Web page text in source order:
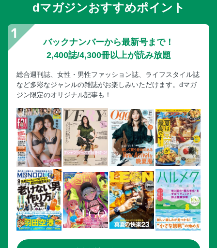
dマガジンおすすめポイント
バックナンバーから最新号まで！
2,400誌/4,300冊以上が読み放題
総合週刊誌、女性・男性ファッション誌、ライフスタイル誌
など多彩なジャンルの雑誌がお楽しみいただけます。dマガ
ジン限定のオリジナル記事も！